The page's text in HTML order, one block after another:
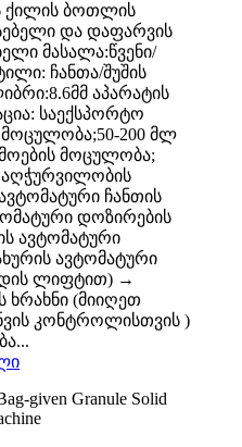
ქილის ბოთლის
და დაფარვის
მასალა:წვენი/
ჩანთა/შუშის
აპარატის
საექსპორტო
მოცულობა;50-200 მლ
მოცულობა;
აღჭურვილობის
ჩანთის
დოზირების
ავტომატური
ავტომატური
ლიფტით) →
ხრახნი (მიიღეთ
კონტროლისთვის )